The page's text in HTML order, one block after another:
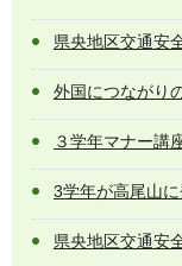
県央地区交通安
外国につながり
３学年マナー講
3学年が高尾山
県央地区交通安